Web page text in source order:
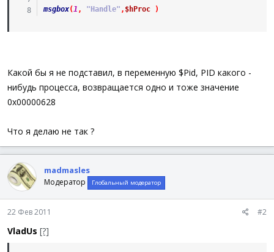
msgbox(1 , "Handle" , $hProc )
Какой бы я не подставил, в переменную $Pid, PID какого -
нибудь процесса, возвращается одно и тоже значение
0x00000628
Что я делаю не так ?
madmasles
Модератор Глобальный модератор
22 Фев 2011 #2
VladUs [?]